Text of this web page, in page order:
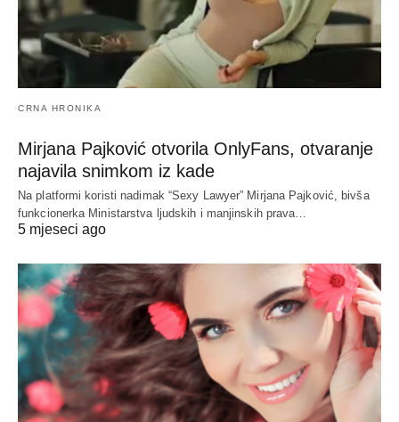
CRNA HRONIKA
Mirjana Pajković otvorila OnlyFans, otvaranje
najavila snimkom iz kade
Na platformi koristi nadimak “Sexy Lawyer” Mirjana Pajković, bivša
funkcionerka Ministarstva ljudskih i manjinskih prava…
5 mjeseci ago